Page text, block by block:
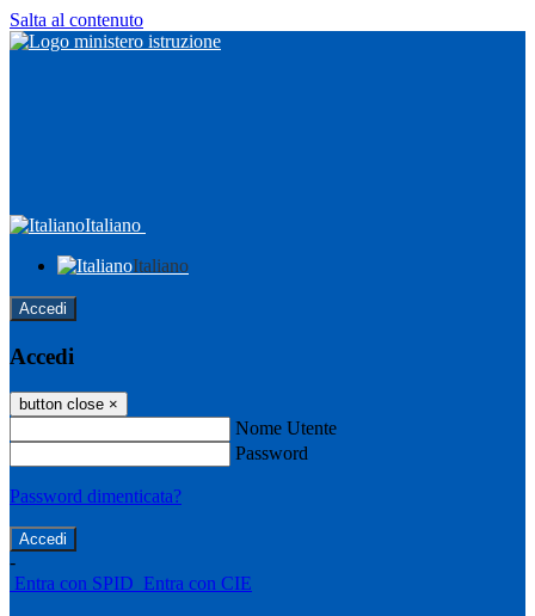
Salta al contenuto
Italiano
Italiano
Accedi
Accedi
button close ×
Nome Utente
Password
Password dimenticata?
-
Entra con SPID Entra con CIE